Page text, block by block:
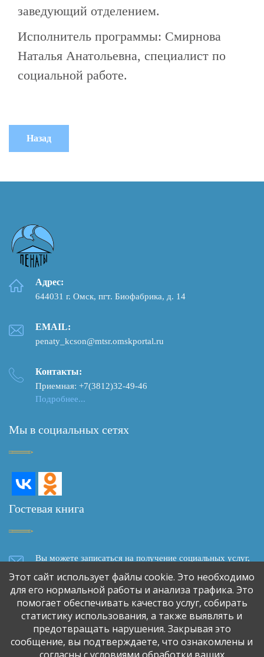
заведующий отделением.
Исполнитель программы: Смирнова
Наталья Анатольевна, специалист по
социальной работе.
Адрес:
644031 г. Омск, пгт. Биофабрика, д. 14
EMAIL:
penaty_kcson@mtsr.omskportal.ru
Контакты:
Приемная: +7(3812)32-49-46
Подробнее...
Мы в социальных сетях
Гостевая книга
Вы можете записаться на получение социальных услуг,
задать вопрос, написать отзыв о качестве социального
обслуживания, сделать предложение о сотрудничестве,
используя форму обратной связи
Обратная связь
Этот сайт использует файлы cookie. Это необходимо
для его нормальной работы и анализа трафика. Это
помогает обеспечивать качество услуг, собирать
статистику использования, а также выявлять и
предотвращать нарушения. Закрывая это
сообщение, вы подтверждаете, что ознакомлены и